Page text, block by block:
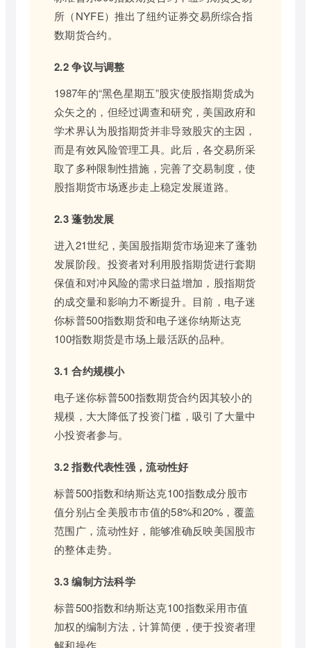
所（NYFE）推出了纽约证券交易所综合指
数期货合约。
2.2 争议与调整
1987年的“黑色星期五”股灾使股指期货成为
众矢之的，但经过调查和研究，美国政府和
学术界认为股指期货并非导致股灾的主因，
而是有效风险管理工具。此后，各交易所采
取了多种限制性措施，完善了交易制度，使
股指期货市场逐步走上稳定发展道路。
2.3 蓬勃发展
进入21世纪，美国股指期货市场迎来了蓬勃
发展阶段。投资者对利用股指期货进行套期
保值和对冲风险的需求日益增加，股指期货
的成交量和影响力不断提升。目前，电子迷
你标普500指数期货和电子迷你纳斯达克
100指数期货是市场上最活跃的品种。
3.1 合约规模小
电子迷你标普500指数期货合约因其较小的
规模，大大降低了投资门槛，吸引了大量中
小投资者参与。
3.2 指数代表性强，流动性好
标普500指数和纳斯达克100指数成分股市
值分别占全美股市市值的58%和20%，覆盖
范围广，流动性好，能够准确反映美国股市
的整体走势。
3.3 编制方法科学
标普500指数和纳斯达克100指数采用市值
加权的编制方法，计算简便，便于投资者理
解和操作。